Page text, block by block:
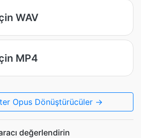
WAV
MP4
Opus Dönüştürücüler →
değerlendirin